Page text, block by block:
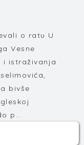
o ratu U
Vesne
i istraživanja
bivše
p...